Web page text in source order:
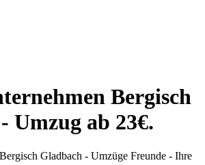
Bergisch
Umzug ab 23€.
Gladbach - Umzüge Freunde - Ihre